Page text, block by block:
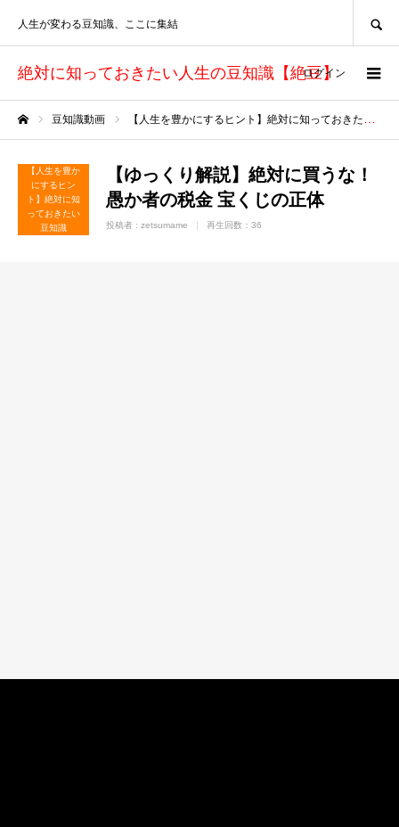
絶対に知っておきたい人生の豆知識【絶豆】
人生が変わる豆知識、ここに集結
ログイン
豆知識動画 【人生を豊かにするヒント】絶対に知っておきたい豆知識
【人生を豊か
にするヒン
ト】絶対に知
っておきたい
豆知識
【ゆっくり解説】絶対に買うな！
愚か者の税金 宝くじの正体
投稿者 : zetsumame 再生回数：36